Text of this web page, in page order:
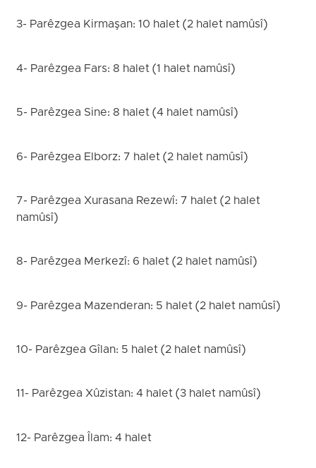
3- Parêzgea Kirmaşan: 10 halet (2 halet namûsî)
4- Parêzgea Fars: 8 halet (1 halet namûsî)
5- Parêzgea Sine: 8 halet (4 halet namûsî)
6- Parêzgea Elborz: 7 halet (2 halet namûsî)
7- Parêzgea Xurasana Rezewî: 7 halet (2 halet
namûsî)
8- Parêzgea Merkezî: 6 halet (2 halet namûsî)
9- Parêzgea Mazenderan: 5 halet (2 halet namûsî)
10- Parêzgea Gîlan: 5 halet (2 halet namûsî)
11- Parêzgea Xûzistan: 4 halet (3 halet namûsî)
12- Parêzgea Îlam: 4 halet